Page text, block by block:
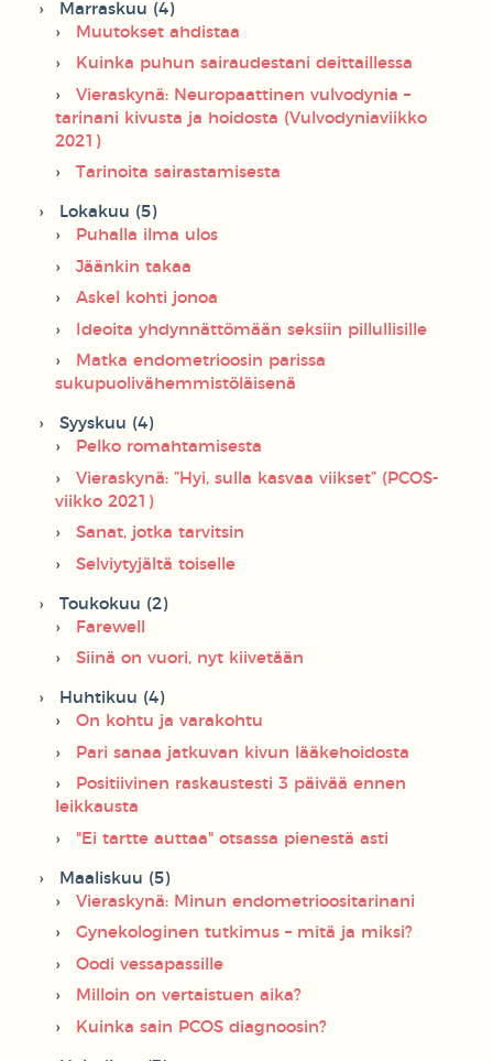
Marraskuu (4)
Muutokset ahdistaa
Kuinka puhun sairaudestani deittaillessa
Vieraskynä: Neuropaattinen vulvodynia –
tarinani kivusta ja hoidosta (Vulvodyniaviikko
2021)
Tarinoita sairastamisesta
Lokakuu (5)
Puhalla ilma ulos
Jäänkin takaa
Askel kohti jonoa
Ideoita yhdynnättömään seksiin pillullisille
Matka endometrioosin parissa
sukupuolivähemmistöläisenä
Syyskuu (4)
Pelko romahtamisesta
Vieraskynä: ”Hyi, sulla kasvaa viikset” (PCOS-
viikko 2021)
Sanat, jotka tarvitsin
Selviytyjältä toiselle
Toukokuu (2)
Farewell
Siinä on vuori, nyt kiivetään
Huhtikuu (4)
On kohtu ja varakohtu
Pari sanaa jatkuvan kivun lääkehoidosta
Positiivinen raskaustesti 3 päivää ennen
leikkausta
"Ei tartte auttaa" otsassa pienestä asti
Maaliskuu (5)
Vieraskynä: Minun endometrioositarinani
Gynekologinen tutkimus – mitä ja miksi?
Oodi vessapassille
Milloin on vertaistuen aika?
Kuinka sain PCOS diagnoosin?